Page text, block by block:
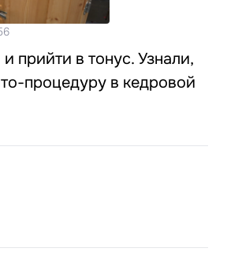
прийти в тонус. Узнали,
процедуру в кедровой